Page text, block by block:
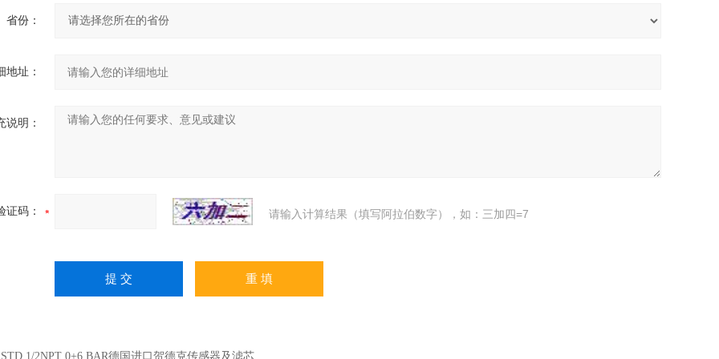
省份：
地址：
说明：
证码： 请输入计算结果（填写阿拉伯数字），如：三加四=7
STD 1/2NPT 0+6 BAR德国进口贺德克传感器及滤芯